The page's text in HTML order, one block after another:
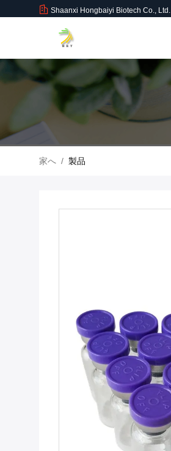
Shaanxi Hongbaiyi Biotech Co., Ltd.
家へ / 製品